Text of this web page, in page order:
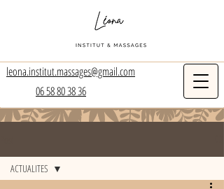
leona.institut.massages@gmail.com
06 58 80 38 36
ACTUALITES